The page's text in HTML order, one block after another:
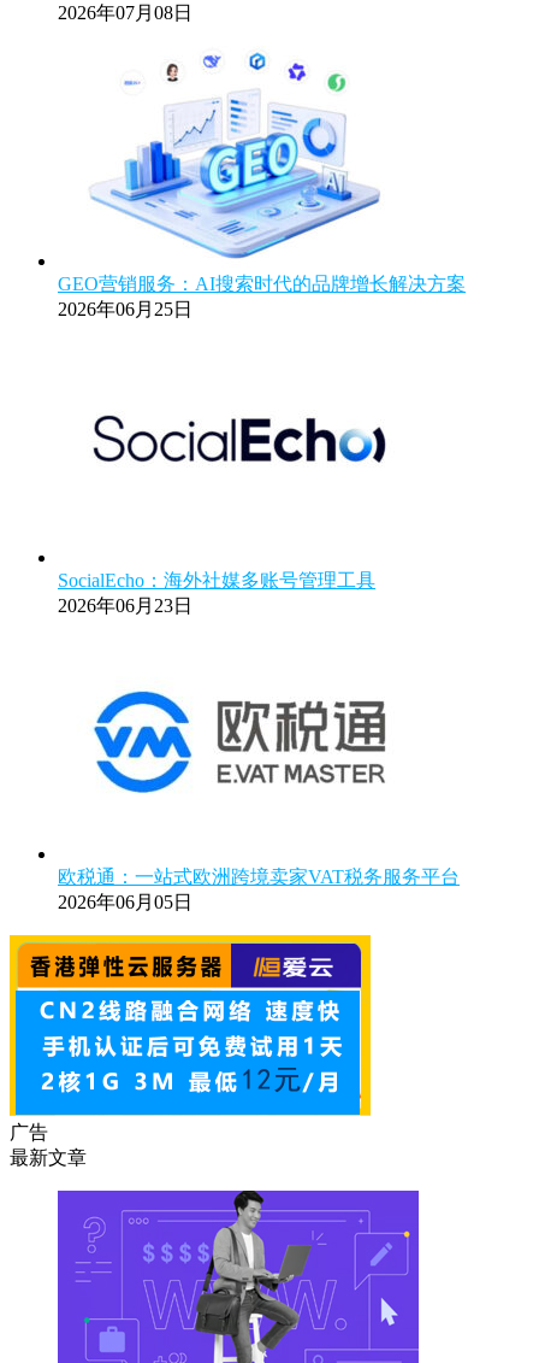
2026年07月08日
GEO营销服务：AI搜索时代的品牌增长解决方案
2026年06月25日
SocialEcho：海外社媒多账号管理工具
2026年06月23日
欧税通：一站式欧洲跨境卖家VAT税务服务平台
2026年06月05日
广告
最新文章